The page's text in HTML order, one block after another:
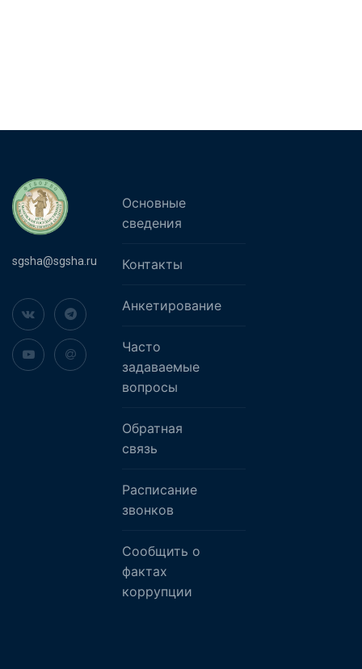
sgsha@sgsha.ru
Основные
сведения
Контакты
Анкетирование
Часто
задаваемые
вопросы
Обратная
связь
Расписание
звонков
Сообщить о
фактах
коррупции